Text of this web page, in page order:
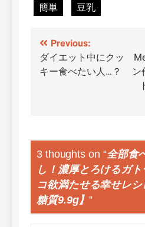
簡単
豆乳
投
稿
ー
シ
ョ
ン
Previous:
ダイエット中にクッ
キー食べたい人…？
ン
3 thoughts on “全部食
し！濃厚とろけるガ
コ欲満たせる幸せレ
糖質9.9g】”